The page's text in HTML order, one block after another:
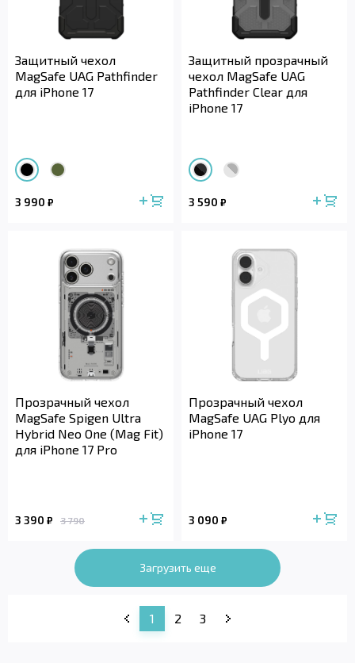
Защитный чехол
MagSafe UAG Pathfinder
для iPhone 17
3 990 ₽
Защитный прозрачный
чехол MagSafe UAG
Pathfinder Clear для
iPhone 17
3 590 ₽
Прозрачный чехол
MagSafe Spigen Ultra
Hybrid Neo One (Mag Fit)
для iPhone 17 Pro
3 390 ₽ 3 790
Прозрачный чехол
MagSafe UAG Plyo для
iPhone 17
3 090 ₽
Загрузить еще
1 2 3